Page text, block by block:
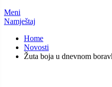
Meni
Namještaj
Home
Novosti
Žuta boja u dnevnom